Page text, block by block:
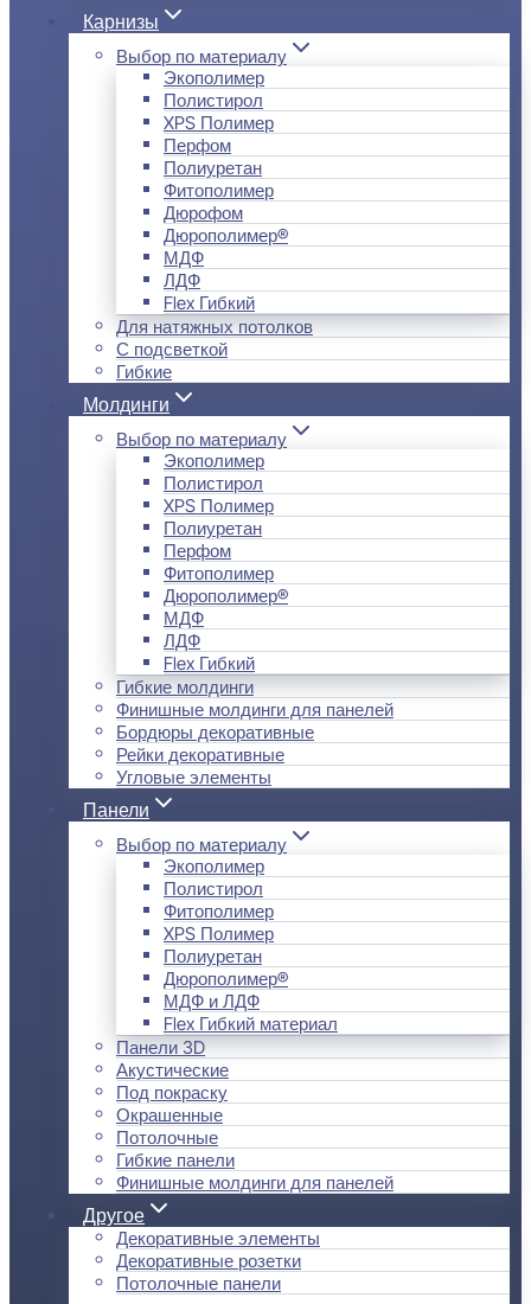
Карнизы
Выбор по материалу
Экополимер
Полистирол
XPS Полимер
Перфом
Полиуретан
Фитополимер
Дюрофом
Дюрополимер®
МДФ
ЛДФ
Flex Гибкий
Для натяжных потолков
С подсветкой
Гибкие
Молдинги
Выбор по материалу
Экополимер
Полистирол
XPS Полимер
Полиуретан
Перфом
Фитополимер
Дюрополимер®
МДФ
ЛДФ
Flex Гибкий
Гибкие молдинги
Финишные молдинги для панелей
Бордюры декоративные
Рейки декоративные
Угловые элементы
Панели
Выбор по материалу
Экополимер
Полистирол
Фитополимер
XPS Полимер
Полиуретан
Дюрополимер®
МДФ и ЛДФ
Flex Гибкий материал
Панели 3D
Акустические
Под покраску
Окрашенные
Потолочные
Гибкие панели
Финишные молдинги для панелей
Другое
Декоративные элементы
Декоративные розетки
Потолочные панели